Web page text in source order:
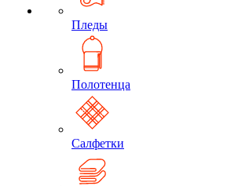
Пледы
Полотенца
Салфетки